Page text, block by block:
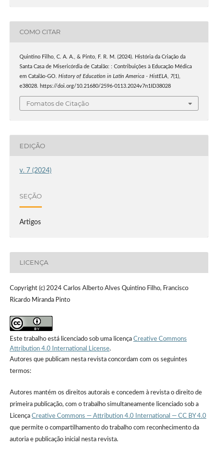
COMO CITAR
Quintino Filho, C. A. A., & Pinto, F. R. M. (2024). História da Criação da
Santa Casa de Misericórdia de Catalão: : Contribuições à Educação Médica
em Catalão-GO. History of Education in Latin America - HistELA, 7(1),
e38028. https://doi.org/10.21680/2596-0113.2024v7n1ID38028
Fomatos de Citação
EDIÇÃO
v. 7 (2024)
SEÇÃO
Artigos
LICENÇA
Copyright (c) 2024 Carlos Alberto Alves Quintino Filho, Francisco
Ricardo Miranda Pinto
Este trabalho está licenciado sob uma licença Creative Commons
Attribution 4.0 International License.
Autores que publicam nesta revista concordam com os seguintes
termos:
Autores mantém os direitos autorais e concedem à revista o direito de
primeira publicação, com o trabalho simultaneamente licenciado sob a
Licença Creative Commons — Attribution 4.0 International — CC BY 4.0
que permite o compartilhamento do trabalho com reconhecimento da
autoria e publicação inicial nesta revista.